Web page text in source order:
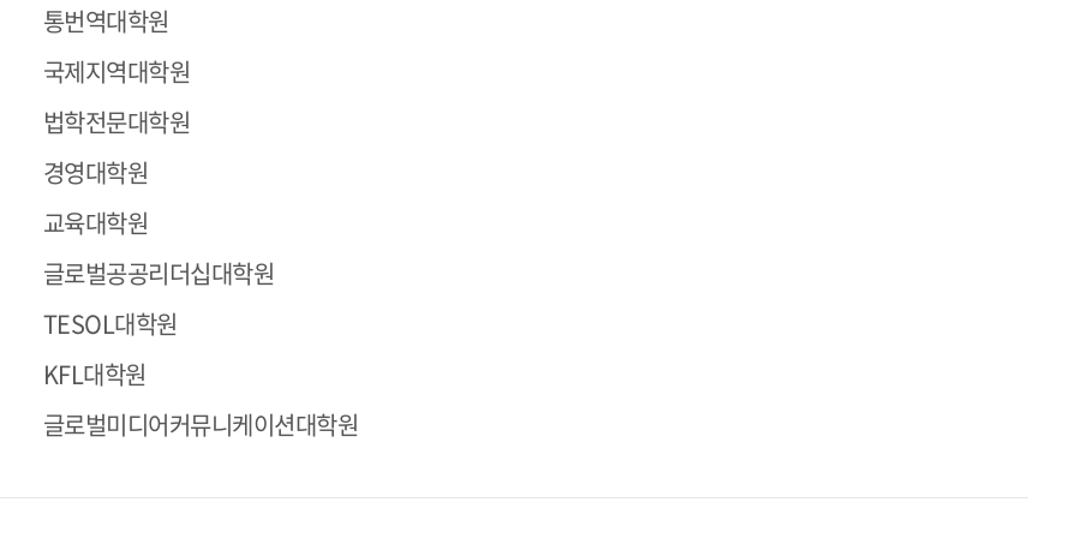
통번역대학원
국제지역대학원
법학전문대학원
경영대학원
교육대학원
글로벌공공리더십대학원
TESOL대학원
KFL대학원
글로벌미디어커뮤니케이션대학원